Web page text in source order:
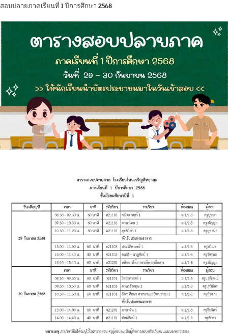
สอบปลายภาคเรียนที่ 1 ปีการศึกษา 2568